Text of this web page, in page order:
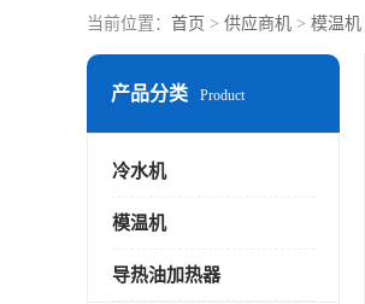
当前位置： 首页 > 供应商机 > 模温机
产品分类 Product
冷水机
模温机
导热油加热器